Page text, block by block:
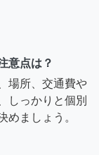
意点は？
場所、交通費や
しっかりと個別
めましょう。